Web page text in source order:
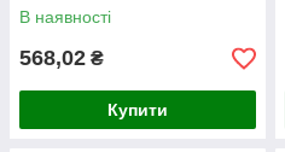
В наявності
568,02 ₴
Купити